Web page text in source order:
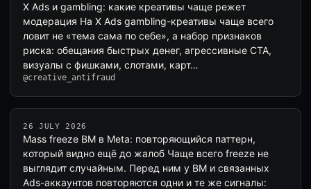
X Ads и gambling: какие креативы чаще режет
модерация На X Ads gambling-креативы чаще всего
ловит не «тема сама по себе», а набор признаков
риска: обещания быстрых денег, агрессивные CTA,
визуалы с фишками, слотами, карт…
@creative_antifraud
26 JULY 2026
Mass freeze BM в Meta: повторяющийся паттерн,
который видно ещё до жалоб Чаще всего freeze не
выглядит случайным. Перед ним у BM и связанных
Ads-аккаунтов повторяются одни и те же сигналы: